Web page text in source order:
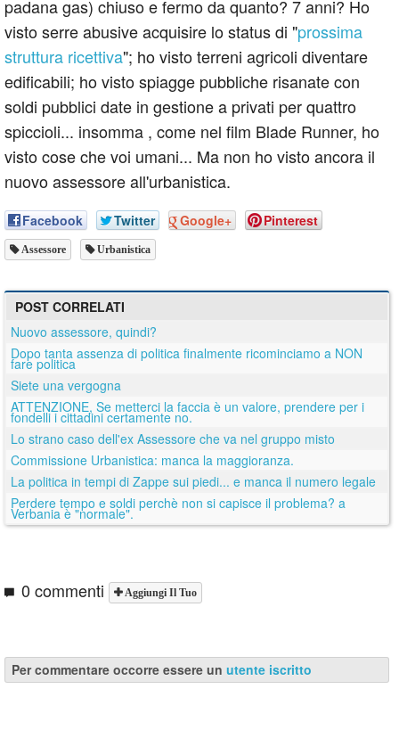
padana gas) chiuso e fermo da quanto? 7 anni? Ho
visto serre abusive acquisire lo status di "prossima
struttura ricettiva"; ho visto terreni agricoli diventare
edificabili; ho visto spiagge pubbliche risanate con
soldi pubblici date in gestione a privati per quattro
spiccioli... insomma , come nel film Blade Runner, ho
visto cose che voi umani... Ma non ho visto ancora il
nuovo assessore all'urbanistica.
Facebook Twitter Google+ Pinterest
Assessore Urbanistica
POST CORRELATI
Nuovo assessore, quindi?
Dopo tanta assenza di politica finalmente ricominciamo a NON
fare politica
Siete una vergogna
ATTENZIONE, Se metterci la faccia è un valore, prendere per i
fondelli i cittadini certamente no.
Lo strano caso dell'ex Assessore che va nel gruppo misto
Commissione Urbanistica: manca la maggioranza.
La politica in tempi di Zappe sui piedi... e manca il numero legale
Perdere tempo e soldi perchè non si capisce il problema? a
Verbania è "normale".
0 commenti Aggiungi Il Tuo
Per commentare occorre essere un utente iscritto